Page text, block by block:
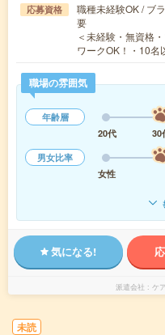
応募資格
職種未経験OK / ブ
要
＜未経験・無資格
ワークOK！・10
職場の雰囲気
年齢層
20代
30
男女比率
女性
気になる!
派遣会社 ケ
未読